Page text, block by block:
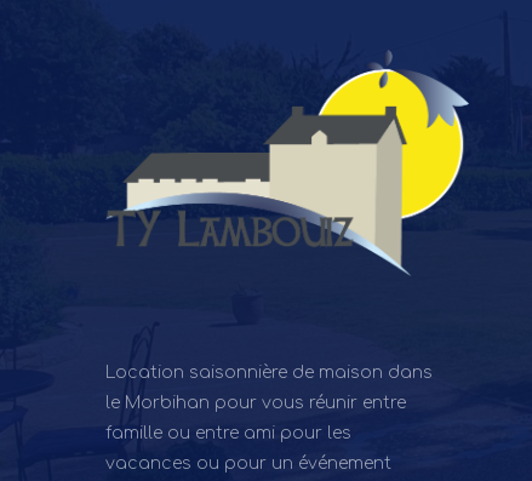
Location saisonnière de maison dans
le Morbihan pour vous réunir entre
famille ou entre ami pour les
vacances ou pour un événement